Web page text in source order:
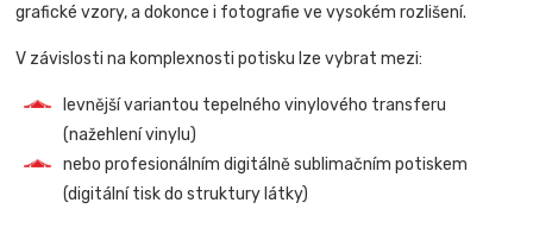
grafické vzory, a dokonce i fotografie ve vysokém rozlišení.
V závislosti na komplexnosti potisku lze vybrat mezi:
levnější variantou tepelného vinylového transferu
(nažehlení vinylu)
nebo profesionálním digitálně sublimačním potiskem
(digitální tisk do struktury látky)